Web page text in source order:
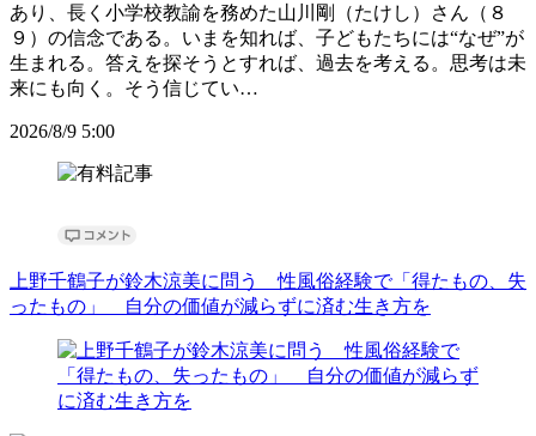
あり、長く小学校教諭を務めた山川剛（たけし）さん（８
９）の信念である。いまを知れば、子どもたちには“なぜ”が
生まれる。答えを探そうとすれば、過去を考える。思考は未
来にも向く。そう信じてい…
2026/8/9 5:00
上野千鶴子が鈴木涼美に問う 性風俗経験で「得たもの、失
ったもの」 自分の価値が減らずに済む生き方を